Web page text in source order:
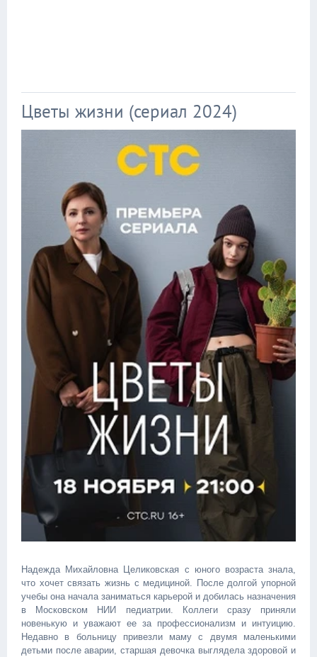
Цветы жизни (сериал 2024)
Надежда Михайловна Целиковская с юного возраста знала,
что хочет связать жизнь с медициной. После долгой упорной
учебы она начала заниматься карьерой и добилась назначения
в Московском НИИ педиатрии. Коллеги сразу приняли
новенькую и уважают ее за профессионализм и интуицию.
Недавно в больницу привезли маму с двумя маленькими
детьми после аварии, старшая девочка выглядела здоровой и